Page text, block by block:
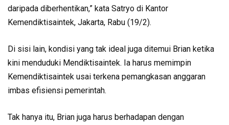
daripada diberhentikan,” kata Satryo di Kantor
Kemendiktisaintek, Jakarta, Rabu (19/2).
Di sisi lain, kondisi yang tak ideal juga ditemui Brian ketika
kini menduduki Mendiktisaintek. Ia harus memimpin
Kemendiktisaintek usai terkena pemangkasan anggaran
imbas efisiensi pemerintah.
Tak hanya itu, Brian juga harus berhadapan dengan